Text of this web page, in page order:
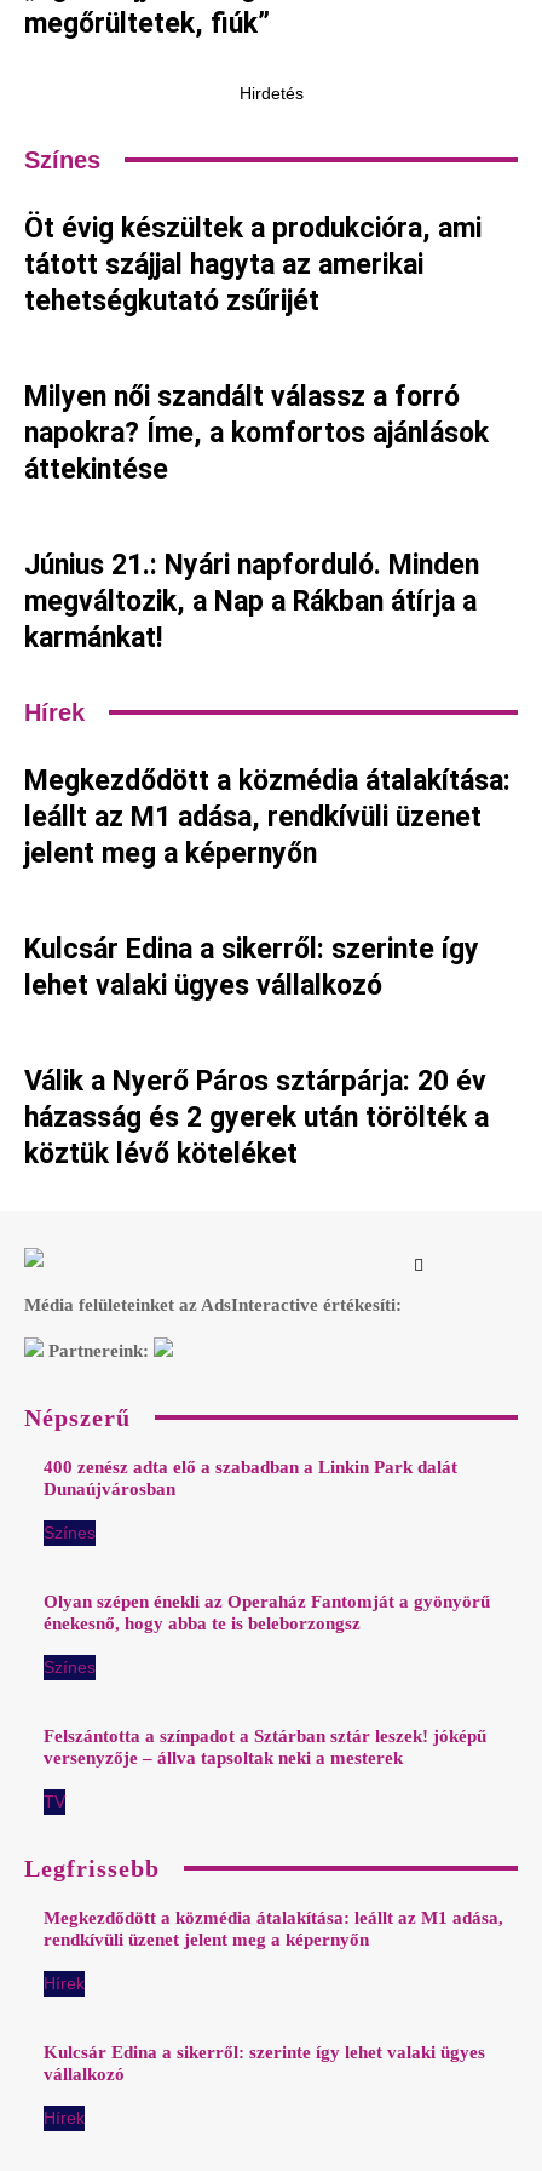
megőrültetek, fiúk”
Hirdetés
Színes
Öt évig készültek a produkcióra, ami
tátott szájjal hagyta az amerikai
tehetségkutató zsűrijét
Milyen női szandált válassz a forró
napokra? Íme, a komfortos ajánlások
áttekintése
Június 21.: Nyári napforduló. Minden
megváltozik, a Nap a Rákban átírja a
karmánkat!
Hírek
Megkezdődött a közmédia átalakítása:
leállt az M1 adása, rendkívüli üzenet
jelent meg a képernyőn
Kulcsár Edina a sikerről: szerinte így
lehet valaki ügyes vállalkozó
Válik a Nyerő Páros sztárpárja: 20 év
házasság és 2 gyerek után törölték a
köztük lévő köteléket
Média felületeinket az AdsInteractive értékesíti:
Partnereink:
Népszerű
400 zenész adta elő a szabadban a Linkin Park dalát
Dunaújvárosban
Színes
Olyan szépen énekli az Operaház Fantomját a gyönyörű
énekesnő, hogy abba te is beleborzongsz
Színes
Felszántotta a színpadot a Sztárban sztár leszek! jóképű
versenyzője – állva tapsoltak neki a mesterek
TV
Legfrissebb
Megkezdődött a közmédia átalakítása: leállt az M1 adása,
rendkívüli üzenet jelent meg a képernyőn
Hírek
Kulcsár Edina a sikerről: szerinte így lehet valaki ügyes
vállalkozó
Hírek